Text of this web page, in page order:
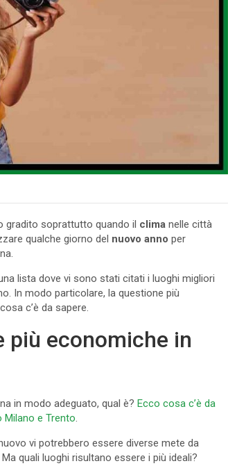
gradito soprattutto quando il clima nelle città
qualche giorno del nuovo anno per
lista dove vi sono stati citati i luoghi migliori
In modo particolare, la questione più
c’è da sapere.
più economiche in
in modo adeguato, qual è? Ecco cosa c’è da
e Trento.
vi potrebbero essere diverse mete da
quali luoghi risultano essere i più ideali?